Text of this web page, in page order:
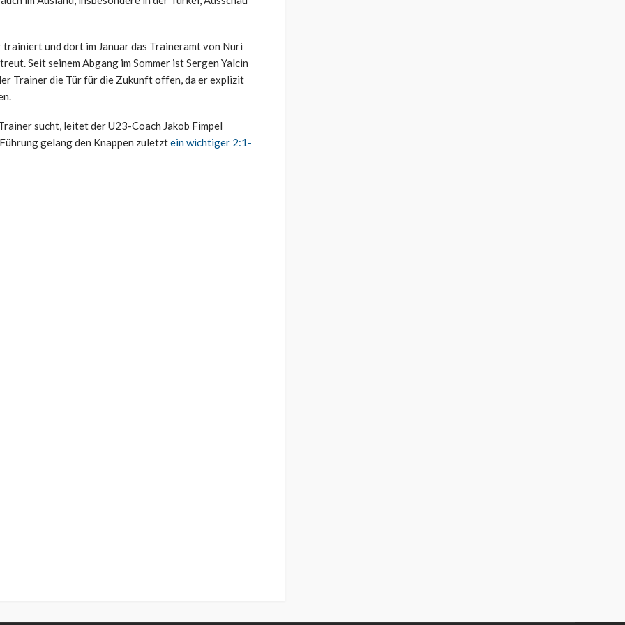
und dort im Januar das Traineramt von Nuri
Seit seinem Abgang im Sommer ist Sergen Yalcin
Trainer die Tür für die Zukunft offen, da er explizit
sucht, leitet der U23-Coach Jakob Fimpel
gelang den Knappen zuletztein wichtiger 2:1-